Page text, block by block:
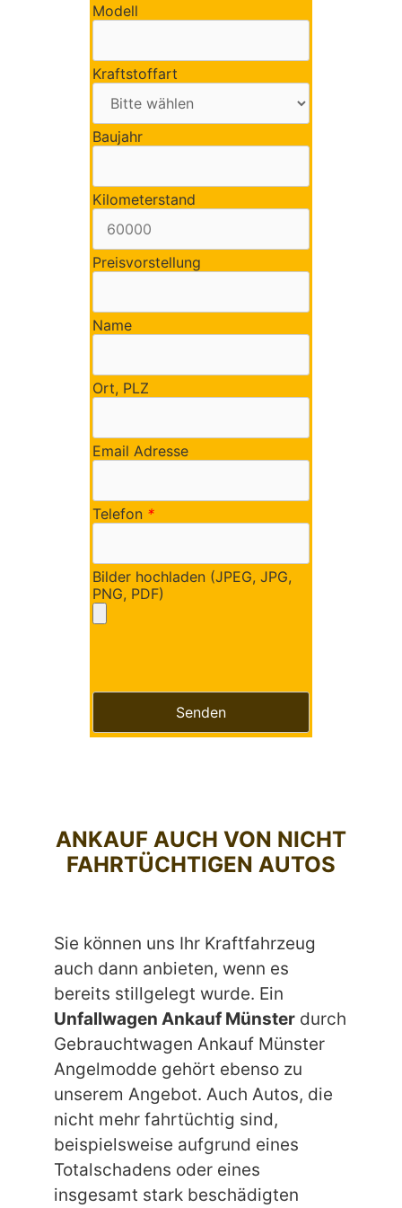
Modell
Kraftstoffart
Baujahr
Kilometerstand
Preisvorstellung
Name
Ort, PLZ
Email Adresse
Telefon *
Bilder hochladen (JPEG, JPG,
PNG, PDF)
Bitte lasse dieses Feld leer.
ANKAUF AUCH VON NICHT
FAHRTÜCHTIGEN AUTOS
Sie können uns Ihr Kraftfahrzeug
auch dann anbieten, wenn es
bereits stillgelegt wurde. Ein
Unfallwagen Ankauf Münster durch
Gebrauchtwagen Ankauf Münster
Angelmodde gehört ebenso zu
unserem Angebot. Auch Autos, die
nicht mehr fahrtüchtig sind,
beispielsweise aufgrund eines
Totalschadens oder eines
insgesamt stark beschädigten